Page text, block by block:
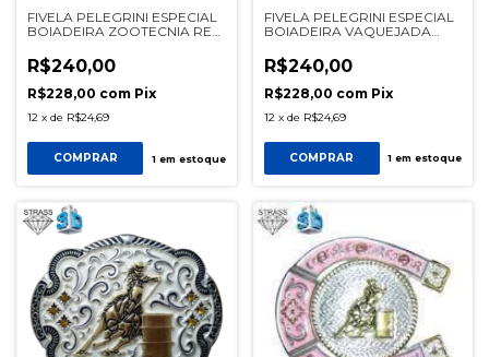
FIVELA PELEGRINI ESPECIAL
BOIADEIRA ZOOTECNIA REF
R$240,00
R$228,00 com Pix
12 x de R$24,69
COMPRAR 1em estoque
FIVELA PELEGRINI ESPECIAL
BOIADEIRA VAQUEJADA
R$240,00
R$228,00 com Pix
12 x de R$24,69
COMPRAR 1 em estoque